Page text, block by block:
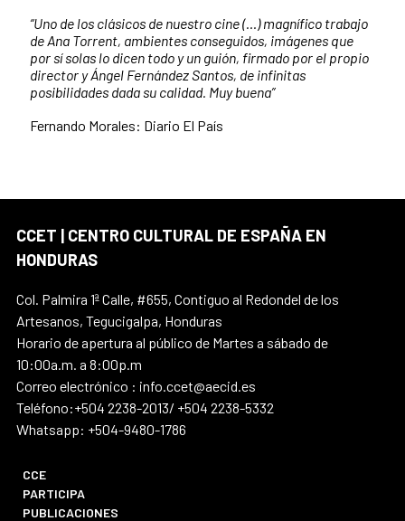
“Uno de los clásicos de nuestro cine (…) magnífico trabajo
de Ana Torrent, ambientes conseguidos, imágenes que
por sí solas lo dicen todo y un guión, firmado por el propio
director y Ángel Fernández Santos, de infinitas
posibilidades dada su calidad. Muy buena”
Fernando Morales: Diario El País
CCET | CENTRO CULTURAL DE ESPAÑA EN
HONDURAS
Col. Palmira 1ª Calle, #655, Contiguo al Redondel de los
Artesanos, Tegucigalpa, Honduras
Horario de apertura al público de Martes a sábado de
10:00a.m. a 8:00p.m
Correo electrónico : info.ccet@aecid.es
Teléfono:+504 2238-2013/ +504 2238-5332
Whatsapp: +504-9480-1786
CCE
PARTICIPA
PUBLICACIONES